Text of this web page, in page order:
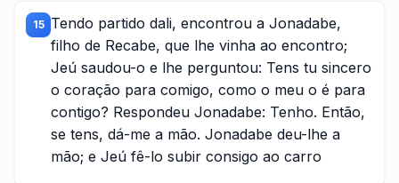
15 Tendo partido dali, encontrou a Jonadabe,
filho de Recabe, que lhe vinha ao encontro;
Jeú saudou-o e lhe perguntou: Tens tu sincero
o coração para comigo, como o meu o é para
contigo? Respondeu Jonadabe: Tenho. Então,
se tens, dá-me a mão. Jonadabe deu-lhe a
mão; e Jeú fê-lo subir consigo ao carro